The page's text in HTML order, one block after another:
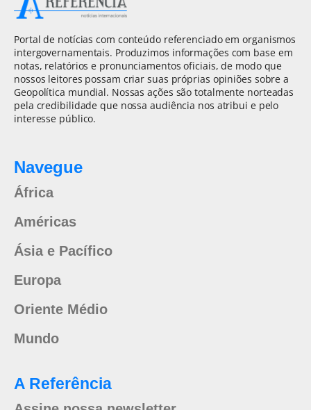
Portal de notícias com conteúdo referenciado em organismos
intergovernamentais. Produzimos informações com base em
notas, relatórios e pronunciamentos oficiais, de modo que
nossos leitores possam criar suas próprias opiniões sobre a
Geopolítica mundial. Nossas ações são totalmente norteadas
pela credibilidade que nossa audiência nos atribui e pelo
interesse público.
Navegue
África
Américas
Ásia e Pacífico
Europa
Oriente Médio
Mundo
A Referência